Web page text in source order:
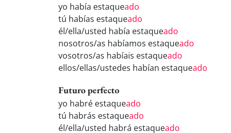
yo había estaqueado
tú habías estaqueado
él/ella/usted había estaqueado
nosotros/as habíamos estaqueado
vosotros/as habíais estaqueado
ellos/ellas/ustedes habían estaqueado
Futuro perfecto
yo habré estaqueado
tú habrás estaqueado
él/ella/usted habrá estaqueado